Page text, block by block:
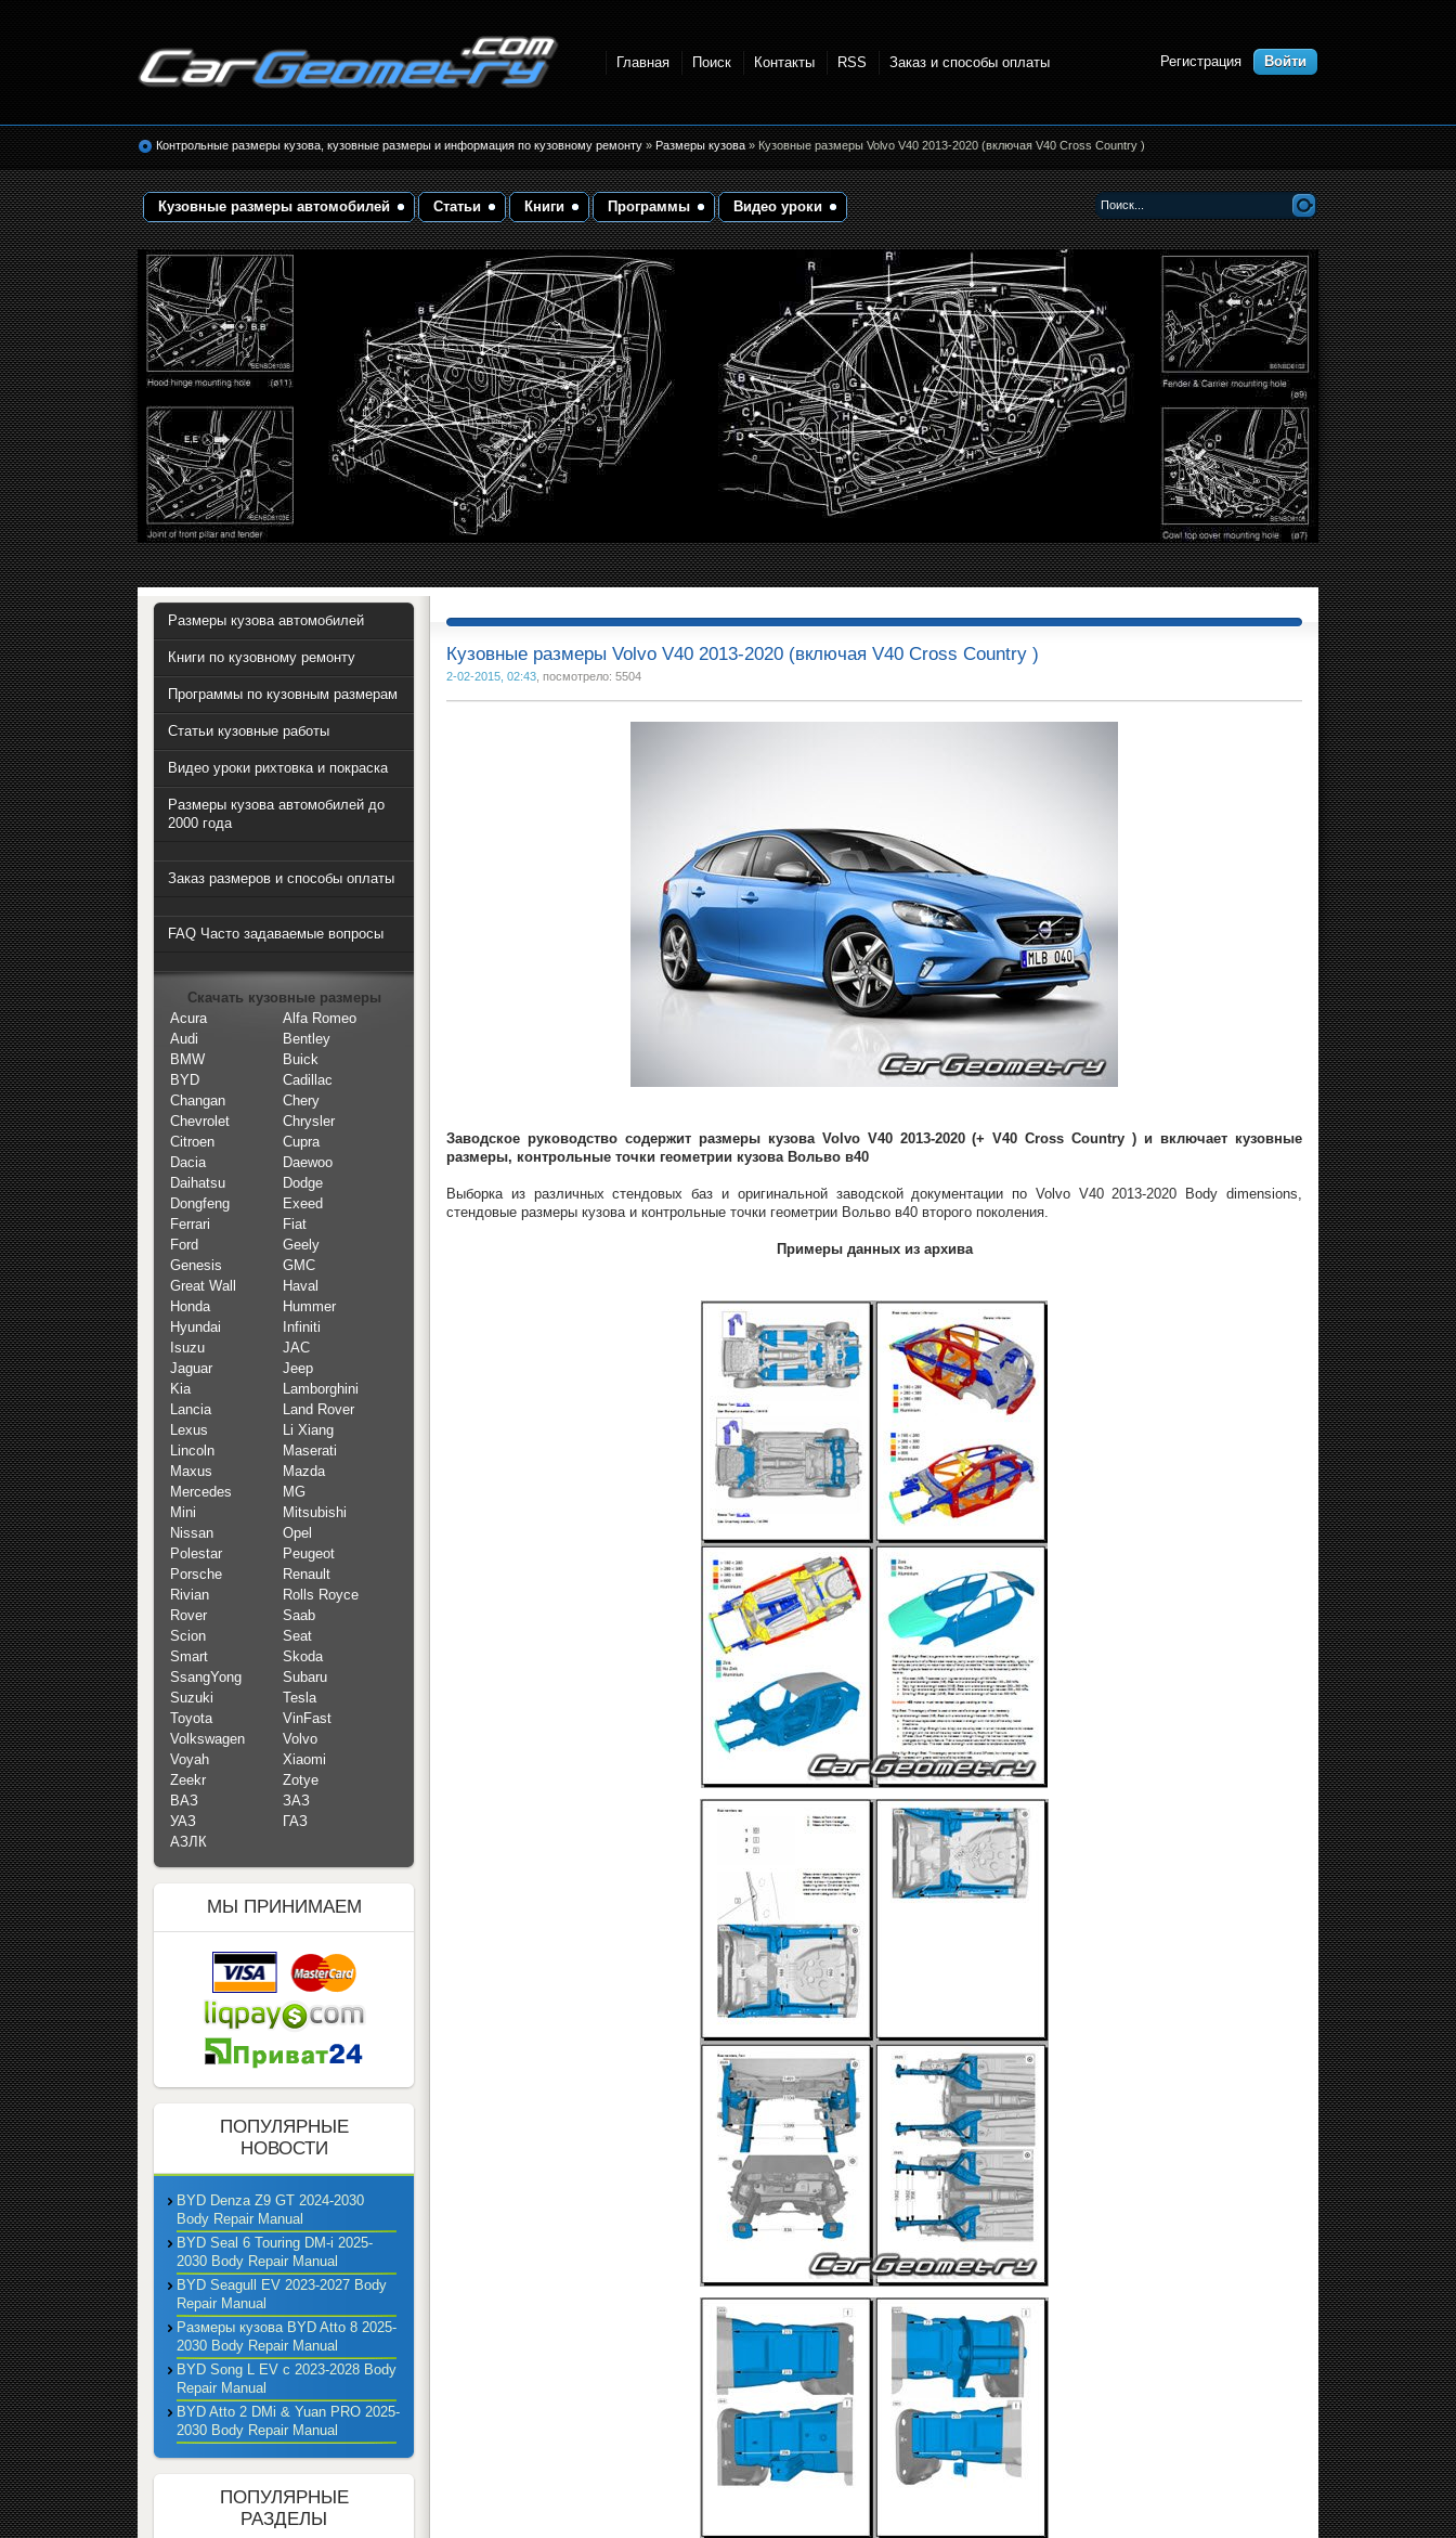
кузовные размеры. Геометрия кузова
Главная Поиск Контакты RSS Заказ и способы оплаты Регистрация Войти
Контрольные размеры кузова, кузовные размеры и информация по кузовному ремонту»Размеры кузова» Кузовные размеры Volvo V40 2013-2020 (включая V40 Cross Country )
Кузовные размеры автомобилей Статьи Книги Программы Видео уроки
Кузовные размеры Volvo V40 2013-2020 (включая V40 Cross Country )
2-02-2015, 02:43, посмотрело: 5504
Заводское руководство содержит размеры кузова Volvo V40 2013-2020 (+ V40 Cross Country ) и включает кузовные
размеры, контрольные точки геометрии кузова Вольво в40
Выборка из различных стендовых баз и оригинальной заводской документации по Volvo V40 2013-2020 Body dimensions,
стендовые размеры кузова и контрольные точки геометрии Вольво в40 второго поколения.
Примеры данных из архива
Размеры кузова автомобилей
Книги по кузовному ремонту
Программы по кузовным размерам
Статьи кузовные работы
Видео уроки рихтовка и покраска
Размеры кузова автомобилей до
2000 года
Заказ размеров и способы оплаты
FAQ Часто задаваемые вопросы
Скачать кузовные размеры
Acura
Alfa Romeo
Audi
Bentley
BMW
Buick
BYD
Cadillac
Changan
Chery
Chevrolet
Chrysler
Citroen
Cupra
Dacia
Daewoo
Daihatsu
Dodge
Dongfeng
Exeed
Ferrari
Fiat
Ford
Geely
Genesis
GMC
Great Wall
Haval
Honda
Hummer
Hyundai
Infiniti
Isuzu
JAC
Jaguar
Jeep
Kia
Lamborghini
Lancia
Land Rover
Lexus
Li Xiang
Lincoln
Maserati
Maxus
Mazda
Mercedes
MG
Mini
Mitsubishi
Nissan
Opel
Polestar
Peugeot
Porsche
Renault
Rivian
Rolls Royce
Rover
Saab
Scion
Seat
Smart
Skoda
SsangYong
Subaru
Suzuki
Tesla
Toyota
VinFast
Volkswagen
Volvo
Voyah
Xiaomi
Zeekr
Zotye
ВАЗ
ЗАЗ
УАЗ
ГАЗ
АЗЛК
МЫ ПРИНИМАЕМ
ПОПУЛЯРНЫЕ
НОВОСТИ
BYD Denza Z9 GT 2024-2030
Body Repair Manual
BYD Seal 6 Touring DM-i 2025-
2030 Body Repair Manual
BYD Seagull EV 2023-2027 Body
Repair Manual
Размеры кузова BYD Atto 8 2025-
2030 Body Repair Manual
BYD Song L EV с 2023-2028 Body
Repair Manual
BYD Atto 2 DMi & Yuan PRO 2025-
2030 Body Repair Manual
ПОПУЛЯРНЫЕ
РАЗДЕЛЫ